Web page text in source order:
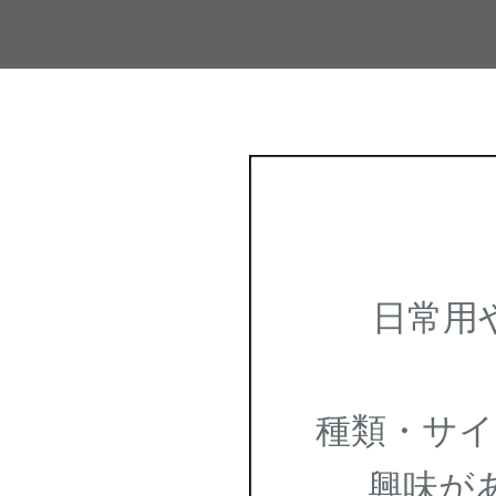
日常用
種類・サイ
興味が